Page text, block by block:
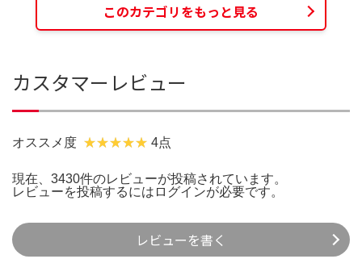
このカテゴリをもっと見る
カスタマーレビュー
オススメ度 4点
現在、3430件のレビューが投稿されています。
レビューを投稿するには ログインが必要です。
レビューを書く